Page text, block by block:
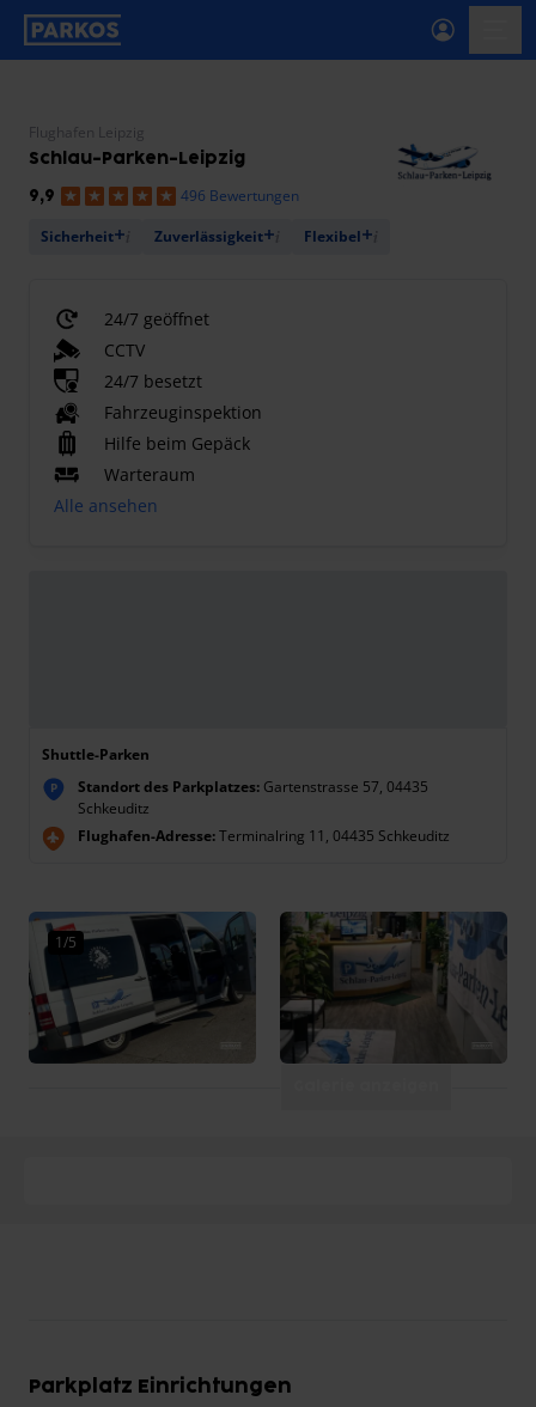
beschriftung-für-primäre-navigation
Flughafen Leipzig
Schlau-Parken-Leipzig
9,9
496 Bewertungen
Sicherheit
Zuverlässigkeit Flexibel
24/7 geöffnet
CCTV
24/7 besetzt
Fahrzeuginspektion
Hilfe beim Gepäck
Warteraum
Alle ansehen
Shuttle-Parken
P Standort des Parkplatzes: Gartenstrasse 57, 04435
Schkeuditz
Flughafen-Adresse:Terminalring 11, 04435 Schkeuditz
1/5
Parkplatz Einrichtungen